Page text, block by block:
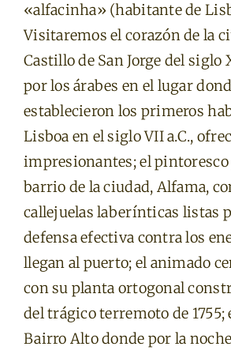
«alfacinha» (habitante de
Visitaremos el corazón de la
Castillo de San Jorge del
por los árabes en el lugar
establecieron los primeros
Lisboa en el siglo VII a.C.,
impresionantes; el
barrio de la ciudad, Alfama,
callejuelas laberínticas listas
defensa efectiva contra los
llegan al puerto; el animado
con su planta ortogonal
del trágico terremoto de 1755;
Bairro Alto donde por la